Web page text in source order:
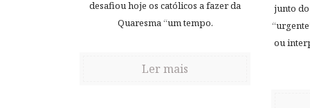
desafiou hoje os católicos a fazer da
Quaresma “um tempo.
Ler mais
junto
ou